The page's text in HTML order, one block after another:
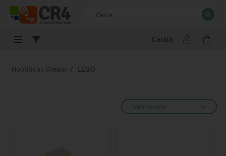
Català
Resultats de la recerca TANCAR
Robótica i Steam / LEGO
Més venuts